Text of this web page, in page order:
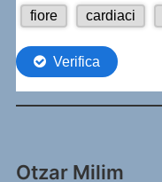
Otzar Milim